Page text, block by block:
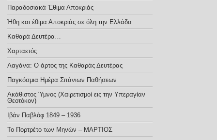
Παραδοσιακά Έθιμα Αποκριάς
Ήθη και έθιμα Αποκριάς σε όλη την Ελλάδα
Καθαρά Δευτέρα…
Χαρταετός
Λαγάνα: Ο άρτος της Καθαράς Δευτέρας
Παγκόσμια Ημέρα Σπάνιων Παθήσεων
Ακάθιστος Ύμνος (Χαιρετισμοί εις την Υπεραγίαν
Θεοτόκον)
Ιβάν Παβλόφ 1849 – 1936
Το Πορτρέτο των Μηνών – ΜΑΡΤΙΟΣ